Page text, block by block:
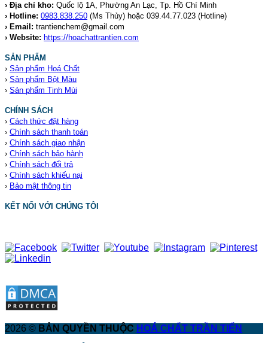
› Địa chỉ kho: Quốc lộ 1A, Phường An Lạc, Tp. Hồ Chí Minh
› Hotline: 0983.838.250 (Ms Thủy) hoặc 039.44.77.023 (Hotline)
› Email: trantienchem@gmail.com
› Website: https://hoachattrantien.com
SẢN PHẨM
› Sản phẩm Hoá Chất
› Sản phẩm Bột Màu
› Sản phẩm Tinh Mùi
CHÍNH SÁCH
› Cách thức đặt hàng
› Chính sách thanh toán
› Chính sách giao nhận
› Chính sách bảo hành
› Chính sách đổi trả
› Chính sách khiếu nại
› Bảo mật thông tin
KẾT NỐI VỚI CHÚNG TÔI
2026 © BẢN QUYỀN THUỘC HOÁ CHẤT TRẦN TIẾN